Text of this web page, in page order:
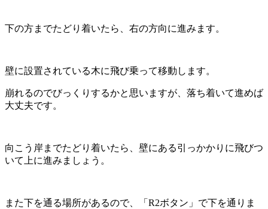
下の方までたどり着いたら、右の方向に進みます。
壁に設置されている木に飛び乗って移動します。
崩れるのでびっくりするかと思いますが、落ち着いて進めば
大丈夫です。
向こう岸までたどり着いたら、壁にある引っかかりに飛びつ
いて上に進みましょう。
また下を通る場所があるので、「R2ボタン」で下を通りま